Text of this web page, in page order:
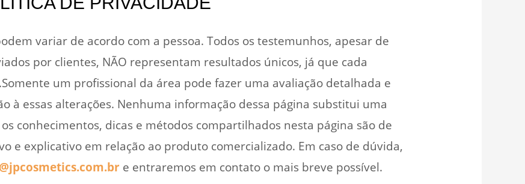
variar de acordo com a pessoa. Todos os testemunhos, apesar de
por clientes, NÃO representam resultados únicos, já que cada
um profissional da área pode fazer uma avaliação detalhada e
à essas alterações. Nenhuma informação dessa página substitui uma
conhecimentos, dicas e métodos compartilhados nesta página são de
e explicativo em relação ao produto comercializado. Em caso de dúvida,
e entraremos em contato o mais breve possível.